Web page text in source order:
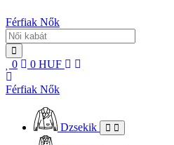
Férfiak Nők
0 0 HUF
Férfiak Nők
Dzsekik